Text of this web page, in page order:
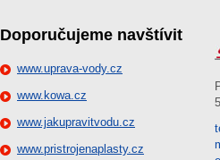
Doporučujeme navštívit
www.uprava-vody.cz
www.kowa.cz
www.jakupravitvodu.cz
www.pristrojenaplasty.cz